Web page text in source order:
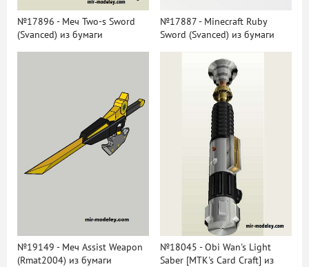
№17896 - Меч Two-s Sword
(Svanced) из бумаги
№17887 - Minecraft Ruby
Sword (Svanced) из бумаги
№19149 - Меч Assist Weapon
(Rmat2004) из бумаги
№18045 - Obi Wan's Light
Saber [MTK's Card Craft] из